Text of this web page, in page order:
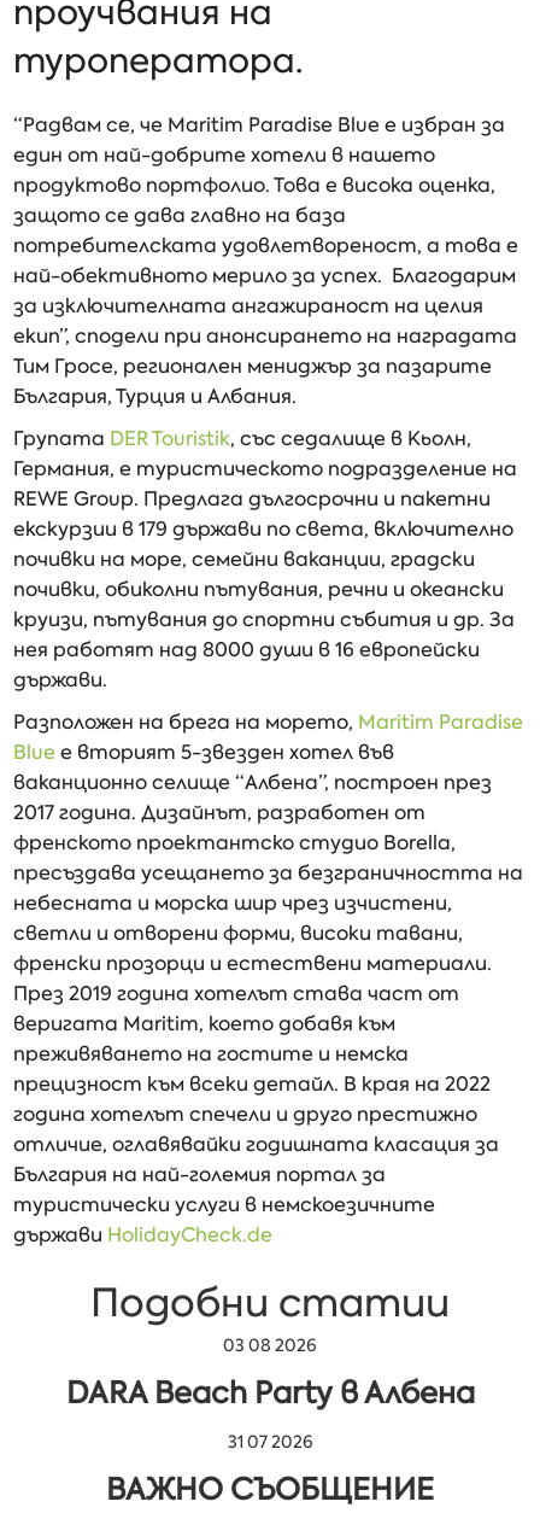
проучвания на
туроператора.
“Радвам се, че Maritim Paradise Blue е избран за
един от най-добрите хотели в нашето
продуктово портфолио. Това е висока оценка,
защото се дава главно на база
потребителската удовлетвореност, а това е
най-обективното мерило за успех. Благодарим
за изключителната ангажираност на целия
екип”, сподели при анонсирането на наградата
Тим Гросе, регионален мениджър за пазарите
България, Турция и Албания.
Групата DER Touristik, със седалище в Кьолн,
Германия, е туристическото подразделение на
REWE Group. Предлага дългосрочни и пакетни
екскурзии в 179 държави по света, включително
почивки на море, семейни ваканции, градски
почивки, обиколни пътувания, речни и океански
круизи, пътувания до спортни събития и др. За
нея работят над 8000 души в 16 европейски
държави.
Разположен на брега на морето, Maritim Paradise
Blue е вторият 5-звезден хотел във
ваканционно селище “Албена”, построен през
2017 година. Дизайнът, разработен от
френското проектантско студио Borella,
пресъздава усещането за безграничността на
небесната и морска шир чрез изчистени,
светли и отворени форми, високи тавани,
френски прозорци и естествени материали.
През 2019 година хотелът става част от
веригата Maritim, което добавя към
преживяването на гостите и немска
прецизност към всеки детайл. В края на 2022
година хотелът спечели и друго престижно
отличие, оглавявайки годишната класация за
България на най-големия портал за
туристически услуги в немскоезичните
държави HolidayCheck.de
Подобни статии
03 08 2026
DARA Beach Party в Албена
31 07 2026
ВАЖНО СЪОБЩЕНИЕ